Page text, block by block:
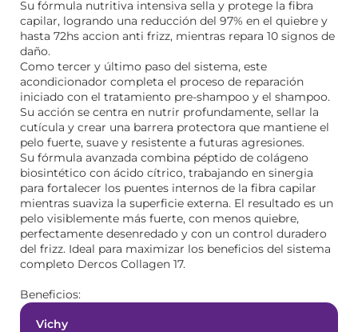
Su fórmula nutritiva intensiva sella y protege la fibra
capilar, logrando una reducción del 97% en el quiebre y
hasta 72hs accion anti frizz, mientras repara 10 signos de
daño.
Como tercer y último paso del sistema, este
acondicionador completa el proceso de reparación
iniciado con el tratamiento pre-shampoo y el shampoo.
Su acción se centra en nutrir profundamente, sellar la
cutícula y crear una barrera protectora que mantiene el
pelo fuerte, suave y resistente a futuras agresiones.
Su fórmula avanzada combina péptido de colágeno
biosintético con ácido cítrico, trabajando en sinergia
para fortalecer los puentes internos de la fibra capilar
mientras suaviza la superficie externa. El resultado es un
pelo visiblemente más fuerte, con menos quiebre,
perfectamente desenredado y con un control duradero
del frizz. Ideal para maximizar los beneficios del sistema
completo Dercos Collagen 17.
Beneficios:
Vichy